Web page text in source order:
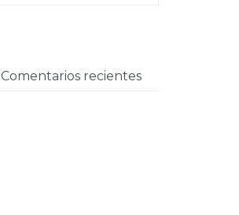
Comentarios recientes